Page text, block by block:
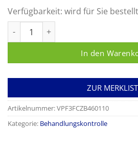
Verfügbarkeit: wird für Sie bestellt
In den
ZUR
Artikelnummer:VPF3FCZB460110
Kategorie: Behandlungskontrolle